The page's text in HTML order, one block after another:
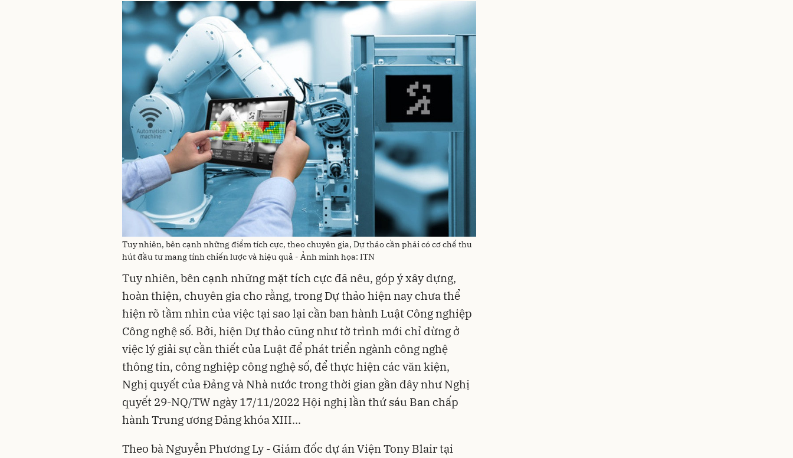
Tuy nhiên, bên cạnh những điểm tích cực, theo chuyên gia, Dự thảo cần phải có cơ chế thu
hút đầu tư mang tính chiến lược và hiệu quả - Ảnh minh họa: ITN
Tuy nhiên, bên cạnh những mặt tích cực đã nêu, góp ý xây dựng,
hoàn thiện, chuyên gia cho rằng, trong Dự thảo hiện nay chưa thể
hiện rõ tầm nhìn của việc tại sao lại cần ban hành Luật Công nghiệp
Công nghệ số. Bởi, hiện Dự thảo cũng như tờ trình mới chỉ dừng ở
việc lý giải sự cần thiết của Luật để phát triển ngành công nghệ
thông tin, công nghiệp công nghệ số, để thực hiện các văn kiện,
Nghị quyết của Đảng và Nhà nước trong thời gian gần đây như Nghị
quyết 29-NQ/TW ngày 17/11/2022 Hội nghị lần thứ sáu Ban chấp
hành Trung ương Đảng khóa XIII...
Theo bà Nguyễn Phương Ly - Giám đốc dự án Viện Tony Blair tại